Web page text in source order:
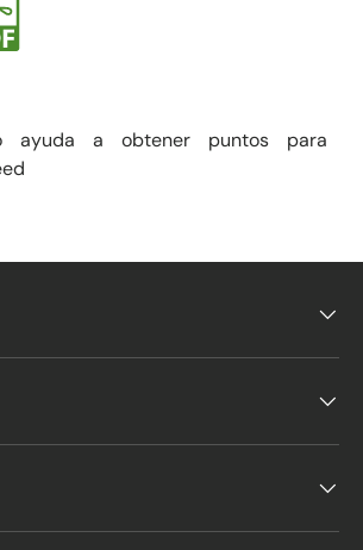
ayuda a obtener puntos para